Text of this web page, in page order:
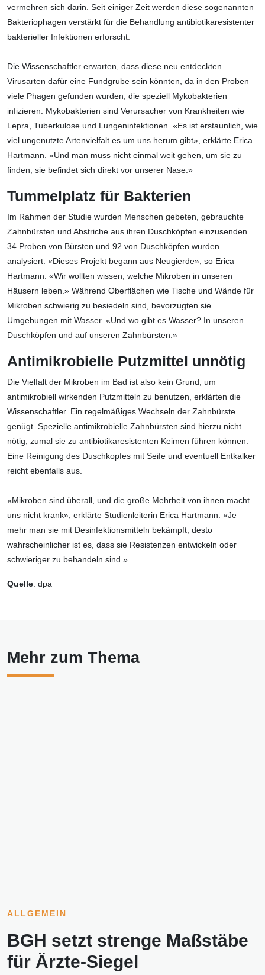
vermehren sich darin. Seit einiger Zeit werden diese sogenannten
Bakteriophagen verstärkt für die Behandlung antibiotikaresistenter
bakterieller Infektionen erforscht.
Die Wissenschaftler erwarten, dass diese neu entdeckten
Virusarten dafür eine Fundgrube sein könnten, da in den Proben
viele Phagen gefunden wurden, die speziell Mykobakterien
infizieren. Mykobakterien sind Verursacher von Krankheiten wie
Lepra, Tuberkulose und Lungeninfektionen. «Es ist erstaunlich, wie
viel ungenutzte Artenvielfalt es um uns herum gibt», erklärte Erica
Hartmann. «Und man muss nicht einmal weit gehen, um sie zu
finden, sie befindet sich direkt vor unserer Nase.»
Tummelplatz für Bakterien
Im Rahmen der Studie wurden Menschen gebeten, gebrauchte
Zahnbürsten und Abstriche aus ihren Duschköpfen einzusenden.
34 Proben von Bürsten und 92 von Duschköpfen wurden
analysiert. «Dieses Projekt begann aus Neugierde», so Erica
Hartmann. «Wir wollten wissen, welche Mikroben in unseren
Häusern leben.» Während Oberflächen wie Tische und Wände für
Mikroben schwierig zu besiedeln sind, bevorzugten sie
Umgebungen mit Wasser. «Und wo gibt es Wasser? In unseren
Duschköpfen und auf unseren Zahnbürsten.»
Antimikrobielle Putzmittel unnötig
Die Vielfalt der Mikroben im Bad ist also kein Grund, um
antimikrobiell wirkenden Putzmitteln zu benutzen, erklärten die
Wissenschaftler. Ein regelmäßiges Wechseln der Zahnbürste
genügt. Spezielle antimikrobielle Zahnbürsten sind hierzu nicht
nötig, zumal sie zu antibiotikaresistenten Keimen führen können.
Eine Reinigung des Duschkopfes mit Seife und eventuell Entkalker
reicht ebenfalls aus.
«Mikroben sind überall, und die große Mehrheit von ihnen macht
uns nicht krank», erklärte Studienleiterin Erica Hartmann. «Je
mehr man sie mit Desinfektionsmitteln bekämpft, desto
wahrscheinlicher ist es, dass sie Resistenzen entwickeln oder
schwieriger zu behandeln sind.»
Quelle: dpa
Mehr zum Thema
ALLGEMEIN
BGH setzt strenge Maßstäbe
für Ärzte-Siegel